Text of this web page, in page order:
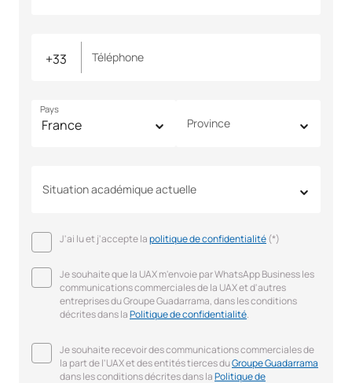
Téléphone
Pays
Province
Situation académique actuelle
J'ai lu et j'accepte lapolitique de confidentialité(*)
Je souhaite que la UAX m'envoie par WhatsApp Business les
communications commerciales de la UAX et d'autres
entreprises du Groupe Guadarrama, dans les conditions
décrites dans laPolitique de confidentialité.
Je souhaite recevoir des communications commerciales de
la part de l'UAX et des entités tierces duGroupe Guadarrama
dans les conditions décrites dans laPolitique de